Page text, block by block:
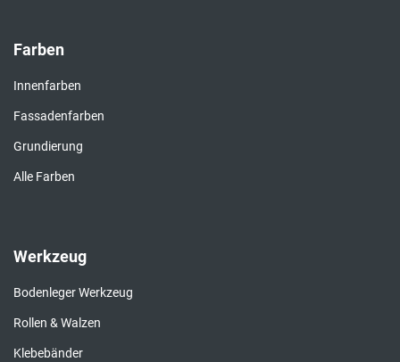
Farben
Innenfarben
Fassadenfarben
Grundierung
Alle Farben
Werkzeug
Bodenleger Werkzeug
Rollen & Walzen
Klebebänder